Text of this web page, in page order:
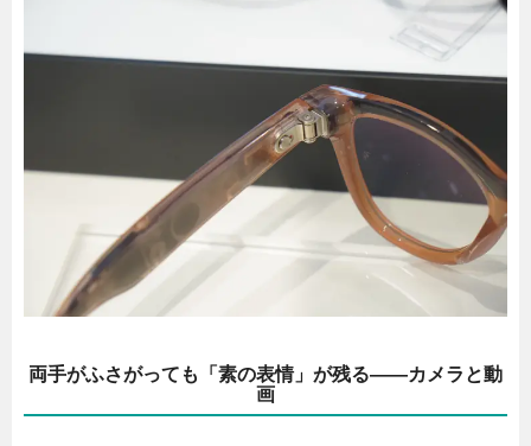
両手がふさがっても「素の表情」が残る――カメラと動
画